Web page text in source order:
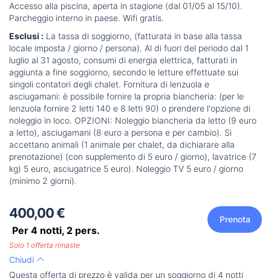
Accesso alla piscina, aperta in stagione (dal 01/05 al 15/10).
Parcheggio interno in paese. Wifi gratis.
Esclusi : La tassa di soggiorno, (fatturata in base alla tassa
locale imposta / giorno / persona). Al di fuori del periodo dal 1
luglio al 31 agosto, consumi di energia elettrica, fatturati in
aggiunta a fine soggiorno, secondo le letture effettuate sui
singoli contatori degli chalet. Fornitura di lenzuola e
asciugamani: è possibile fornire la propria biancheria: (per le
lenzuola fornire 2 letti 140 e 8 letti 90) o prendere l'opzione di
noleggio in loco. OPZIONI: Noleggio biancheria da letto (9 euro
a letto), asciugamani (8 euro a persona e per cambio). Si
accettano animali (1 animale per chalet, da dichiarare alla
prenotazione) (con supplemento di 5 euro / giorno), lavatrice (7
kg) 5 euro, asciugatrice 5 euro). Noleggio TV 5 euro / giorno
(minimo 2 giorni).
400,00 €
Per 4 notti, 2 pers.
Prenota
Solo 1 offerta rimaste
Chiudi
Questa offerta di prezzo è valida per un soggiorno di 4 notti